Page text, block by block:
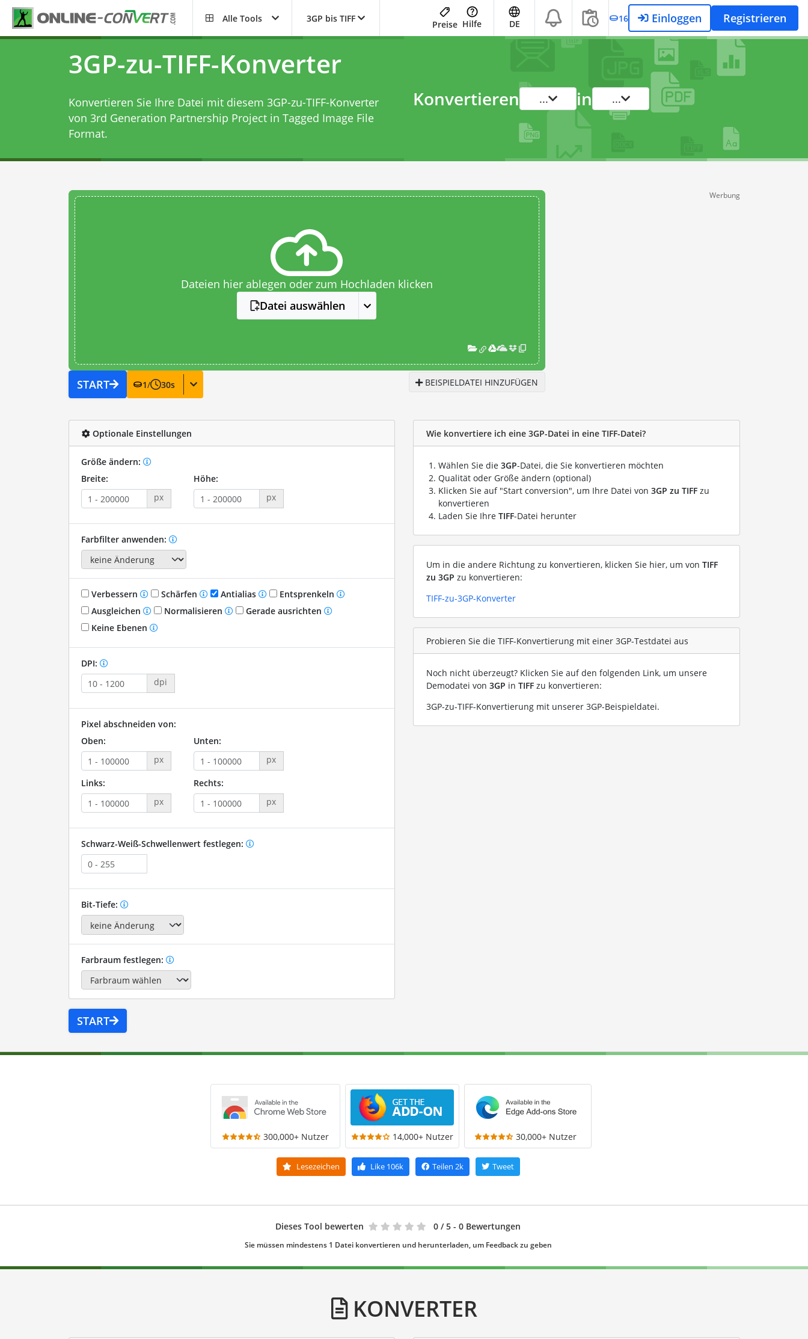
Alle Tools 3GP bis TIFF
Preise Hilfe DE 16 Einloggen Registrieren
3GP-zu-TIFF-Konverter
Konvertieren Sie Ihre Datei mit diesem 3GP-zu-TIFF-Konverter
von 3rd Generation Partnership Project in Tagged Image File
Format.
Konvertieren ... in ...
Dateien hier ablegen oder zum Hochladen klicken
Datei auswählen
START 1/ 30s BEISPIELDATEI HINZUFÜGEN
Werbung
Optionale Einstellungen
Größe ändern:
Breite:
px
Höhe:
px
Farbfilter anwenden:
Verbessern Schärfen Antialias
Entsprenkeln
Ausgleichen
Normalisieren
Gerade ausrichten
Keine Ebenen
DPI:
dpi
Pixel abschneiden von:
Oben:
px
Unten:
px
Links:
px
Rechts:
px
Schwarz-Weiß-Schwellenwert festlegen:
Bit-Tiefe:
Farbraum festlegen:
START
Wie konvertiere ich eine 3GP-Datei in eine TIFF-Datei?
Wählen Sie die 3GP-Datei, die Sie konvertieren möchten
Qualität oder Größe ändern (optional)
Klicken Sie auf "Start conversion", um Ihre Datei von 3GP zu TIFF zu
konvertieren
Laden Sie Ihre TIFF-Datei herunter
Um in die andere Richtung zu konvertieren, klicken Sie hier, um von TIFF
zu 3GP zu konvertieren:
TIFF-zu-3GP-Konverter
Probieren Sie die TIFF-Konvertierung mit einer 3GP-Testdatei aus
Noch nicht überzeugt? Klicken Sie auf den folgenden Link, um unsere
Demodatei von 3GP in TIFF zu konvertieren:
3GP-zu-TIFF-Konvertierung mit unserer 3GP-Beispieldatei.
300,000+ Nutzer 14,000+ Nutzer 30,000+ Nutzer
Lesezeichen Like106k Teilen 2k Tweet
Dieses Tool bewerten 0 / 5 - 0 Bewertungen
Sie müssen mindestens 1 Datei konvertieren und herunterladen, um Feedback zu geben
KONVERTER